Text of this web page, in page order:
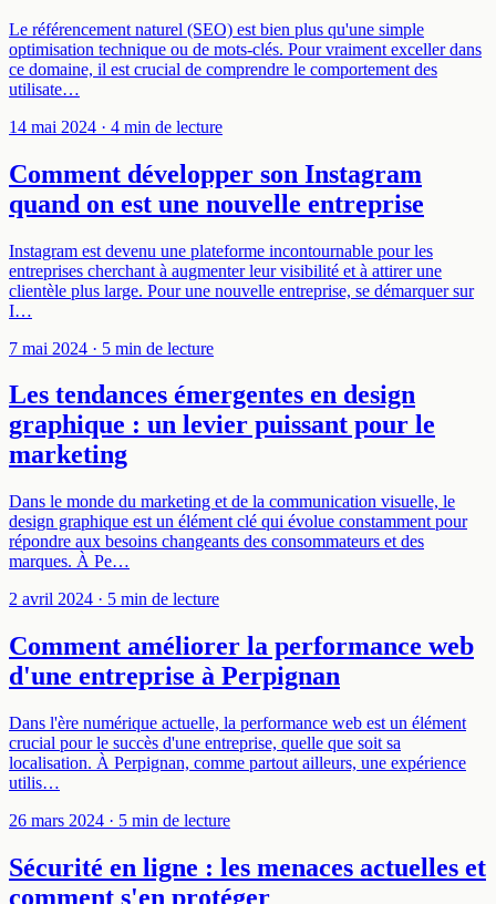
Le référencement naturel (SEO) est bien plus qu'une simple
optimisation technique ou de mots-clés. Pour vraiment exceller dans
ce domaine, il est crucial de comprendre le comportement des
utilisate…
14 mai 2024 · 4 min de lecture
Comment développer son Instagram
quand on est une nouvelle entreprise
Instagram est devenu une plateforme incontournable pour les
entreprises cherchant à augmenter leur visibilité et à attirer une
clientèle plus large. Pour une nouvelle entreprise, se démarquer sur
I…
7 mai 2024 · 5 min de lecture
Les tendances émergentes en design
graphique : un levier puissant pour le
marketing
Dans le monde du marketing et de la communication visuelle, le
design graphique est un élément clé qui évolue constamment pour
répondre aux besoins changeants des consommateurs et des
marques. À Pe…
2 avril 2024 · 5 min de lecture
Comment améliorer la performance web
d'une entreprise à Perpignan
Dans l'ère numérique actuelle, la performance web est un élément
crucial pour le succès d'une entreprise, quelle que soit sa
localisation. À Perpignan, comme partout ailleurs, une expérience
utilis…
26 mars 2024 · 5 min de lecture
Sécurité en ligne : les menaces actuelles et
comment s'en protéger